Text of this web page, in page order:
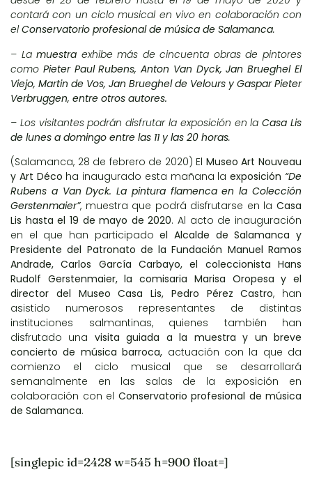
contará con un ciclo musical en vivo en colaboración con
elConservatorio profesional de música de Salamanca.
– Lamuestra exhibe más de cincuenta obras de pintores
como Pieter Paul Rubens, Anton Van Dyck, Jan Brueghel El
Viejo, Martin de Vos, Jan Brueghel de Velours y Gaspar Pieter
Verbruggen, entre otros autores.
– Los visitantes podrán disfrutar la exposición en la Casa Lis
de lunes a domingo entre las 11 y las 20 horas.
(Salamanca, 28 de febrero de 2020) El Museo Art Nouveau
y Art Déco ha inaugurado esta mañana laexposición “De
Rubens a Van Dyck. La pintura flamenca en la Colección
Gerstenmaier”, muestra que podrá disfrutarse en la Casa
Lis hasta el 19 de mayo de 2020. Al acto de inauguración
en el que han participadoel Alcalde de Salamanca y
Presidente del Patronato de la Fundación Manuel Ramos
Andrade, Carlos García Carbayo, el coleccionista Hans
Rudolf Gerstenmaier, la comisaria Marisa Oropesa y el
director del Museo Casa Lis, Pedro Pérez Castro, han
asistido numerosos representantes de distintas
instituciones salmantinas, quienes también han
disfrutado una visita guiada a la muestra y un breve
concierto de música barroca, actuación con la que da
comienzo el ciclo musical que se desarrollará
semanalmente en las salas de la exposición en
colaboración con el Conservatorio profesional de música
de Salamanca.
[singlepic id=2428 w=545 h=900 float=]